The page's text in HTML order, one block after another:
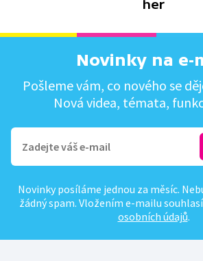
her
Novinky na e-
Pošleme vám, co nového se
Nová videa, témata,
Novinky posíláme jednou za měsíc.
žádný spam. Vložením e-mailu
osobních údajů.